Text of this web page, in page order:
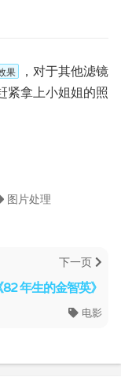
果
，对于其他滤镜
紧拿上小姐姐的照
图片处理
下一页
82 年生的金智英》
电影